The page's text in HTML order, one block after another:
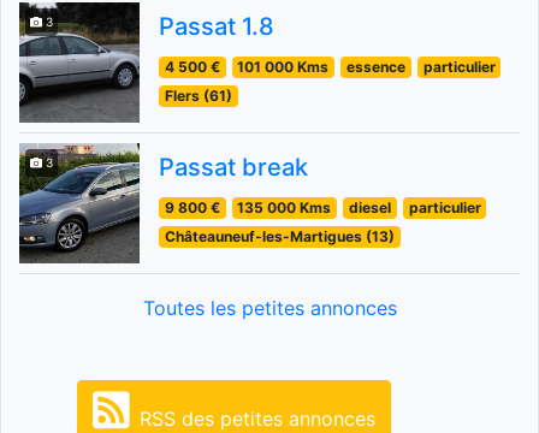
3 Passat 1.8
4 500 € 101 000 Kms essence
particulier
Flers (61)
3 Passat break
9 800 € 135 000 Kms diesel
particulier
Châteauneuf-les-Martigues (13)
Toutes les petites annonces
RSS des petites annonces